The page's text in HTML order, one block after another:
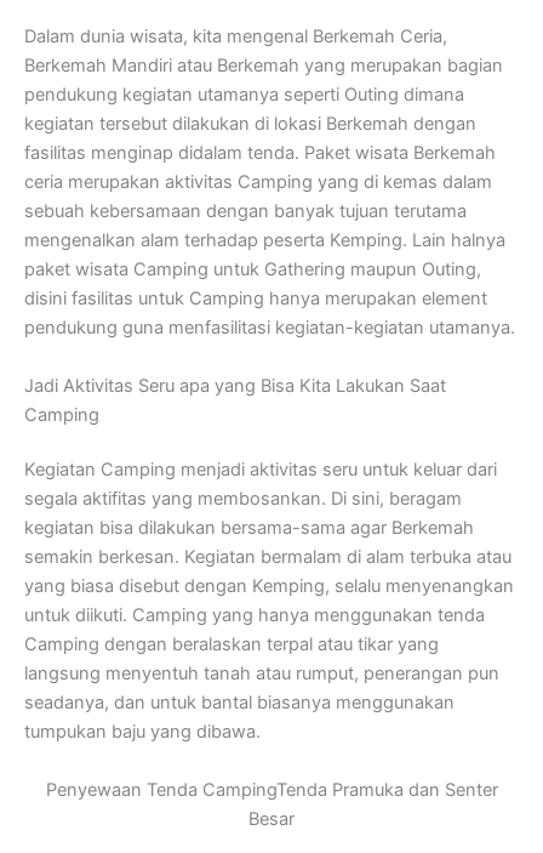
Dalam dunia wisata, kita mengenal Berkemah Ceria,
Berkemah Mandiri atau Berkemah yang merupakan bagian
pendukung kegiatan utamanya seperti Outing dimana
kegiatan tersebut dilakukan di lokasi Berkemah dengan
fasilitas menginap didalam tenda. Paket wisata Berkemah
ceria merupakan aktivitas Camping yang di kemas dalam
sebuah kebersamaan dengan banyak tujuan terutama
mengenalkan alam terhadap peserta Kemping. Lain halnya
paket wisata Camping untuk Gathering maupun Outing,
disini fasilitas untuk Camping hanya merupakan element
pendukung guna menfasilitasi kegiatan-kegiatan utamanya.
Jadi Aktivitas Seru apa yang Bisa Kita Lakukan Saat
Camping
Kegiatan Camping menjadi aktivitas seru untuk keluar dari
segala aktifitas yang membosankan. Di sini, beragam
kegiatan bisa dilakukan bersama-sama agar Berkemah
semakin berkesan. Kegiatan bermalam di alam terbuka atau
yang biasa disebut dengan Kemping, selalu menyenangkan
untuk diikuti. Camping yang hanya menggunakan tenda
Camping dengan beralaskan terpal atau tikar yang
langsung menyentuh tanah atau rumput, penerangan pun
seadanya, dan untuk bantal biasanya menggunakan
tumpukan baju yang dibawa.
Penyewaan Tenda CampingTenda Pramuka dan Senter
Besar